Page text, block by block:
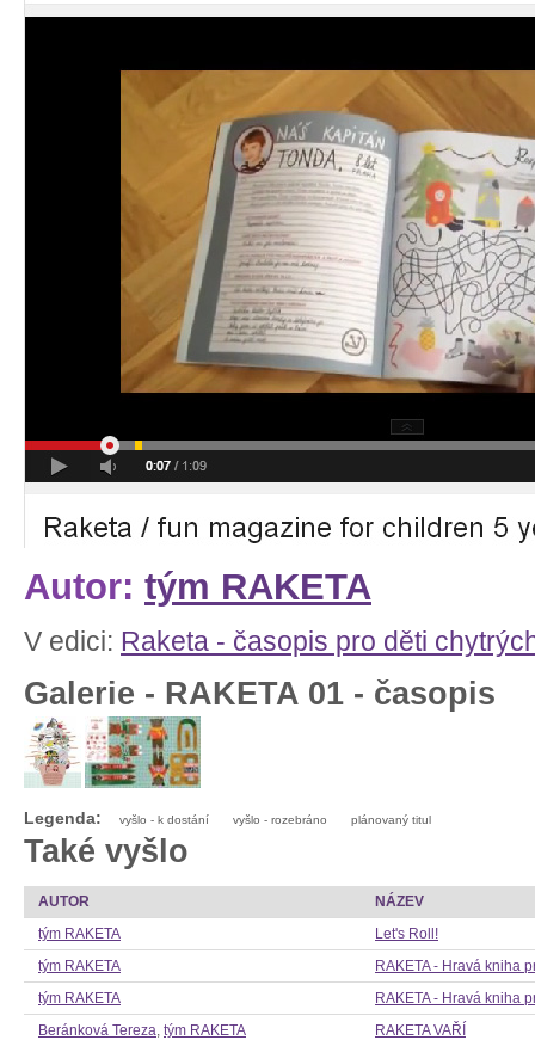
Autor: tým RAKETA
V edici: Raketa - časopis pro děti
Galerie - RAKETA 01 - časopis
Legenda: vyšlo - k dostání vyšlo - rozebráno plánovaný titul
Také vyšlo
AUTOR
NÁZEV
tým RAKETA
Let's Roll!
tým RAKETA
RAKETA - Hravá kniha
tým RAKETA
RAKETA - Hravá kniha
Beránková Tereza, tým RAKETA
RAKETA VAŘÍ